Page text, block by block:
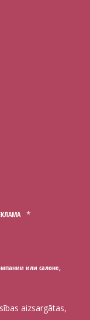
или салоне,
aizsargātas,